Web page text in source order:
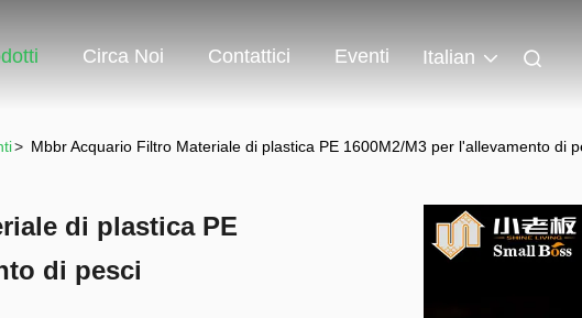
Circa Noi Contattici Eventi Italian
> Mbbr Acquario Filtro Materiale di plastica PE 1600M2/M3 per l'allevamento di
di plastica PE
di pesci